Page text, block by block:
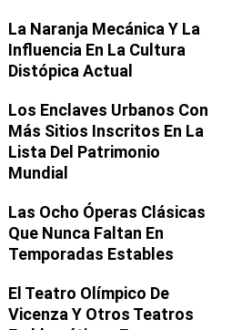
La Naranja Mecánica Y La
Influencia En La Cultura
Distópica Actual
Los Enclaves Urbanos Con
Más Sitios Inscritos En La
Lista Del Patrimonio
Mundial
Las Ocho Óperas Clásicas
Que Nunca Faltan En
Temporadas Estables
El Teatro Olímpico De
Vicenza Y Otros Teatros